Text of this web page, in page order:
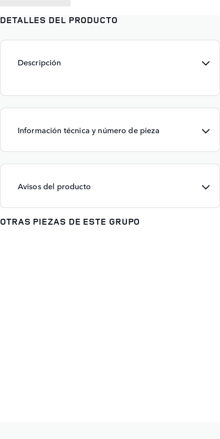
DETALLES DEL PRODUCTO
Descripción
Información técnica y número de pieza
Avisos del producto
OTRAS PIEZAS DE ESTE GRUPO